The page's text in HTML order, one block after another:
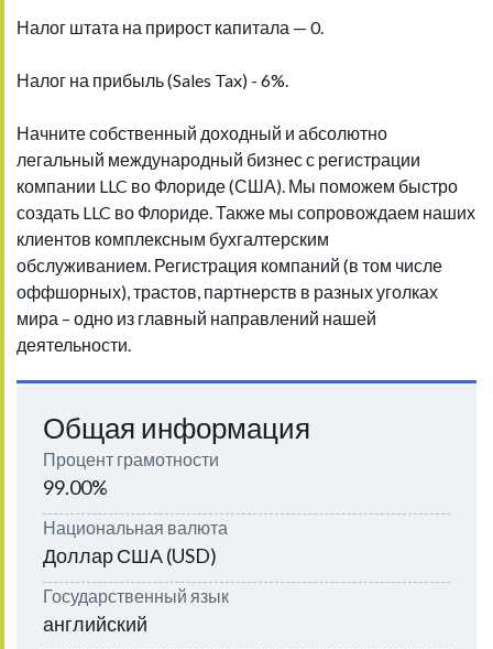
Налог штата на прирост капитала — 0.
Налог на прибыль (Sales Tax) - 6%.
Начните собственный доходный и абсолютно
легальный международный бизнес с регистрации
компании LLC во Флориде (США). Мы поможем быстро
создать LLC во Флориде. Также мы сопровождаем наших
клиентов комплексным бухгалтерским
обслуживанием. Регистрация компаний (в том числе
оффшорных), трастов, партнерств в разных уголках
мира – одно из главный направлений нашей
деятельности.
Общая информация
Процент грамотности
99.00%
Национальная валюта
Доллар США (USD)
Государственный язык
английский